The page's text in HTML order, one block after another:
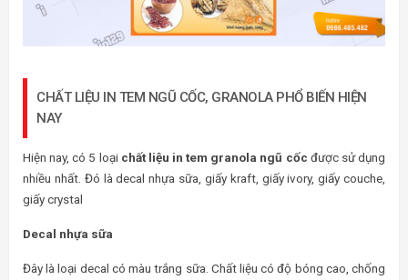
CHẤT LIỆU IN TEM NGŨ CỐC, GRANOLA PHỔ BIẾN HIỆN
NAY
Hiện nay, có 5 loại chất liệu in tem granola ngũ cốc được sử dụng
nhiều nhất. Đó là decal nhựa sữa, giấy kraft, giấy ivory, giấy couche,
giấy crystal
Decal nhựa sữa
Đây là loại decal có màu trắng sữa. Chất liệu có độ bóng cao, chống